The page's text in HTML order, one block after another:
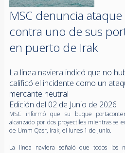
MSC denuncia
contra uno de sus
en puerto de Irak
La línea naviera indicó que no
calificó el incidente como un
mercante neutral
Edición del 02 de Junio de 2026
MSC informó que su buque
alcanzado por dos proyectiles mientras se
de Umm Qasr, Irak, el lunes 1 de junio.
La línea naviera señaló que todos los